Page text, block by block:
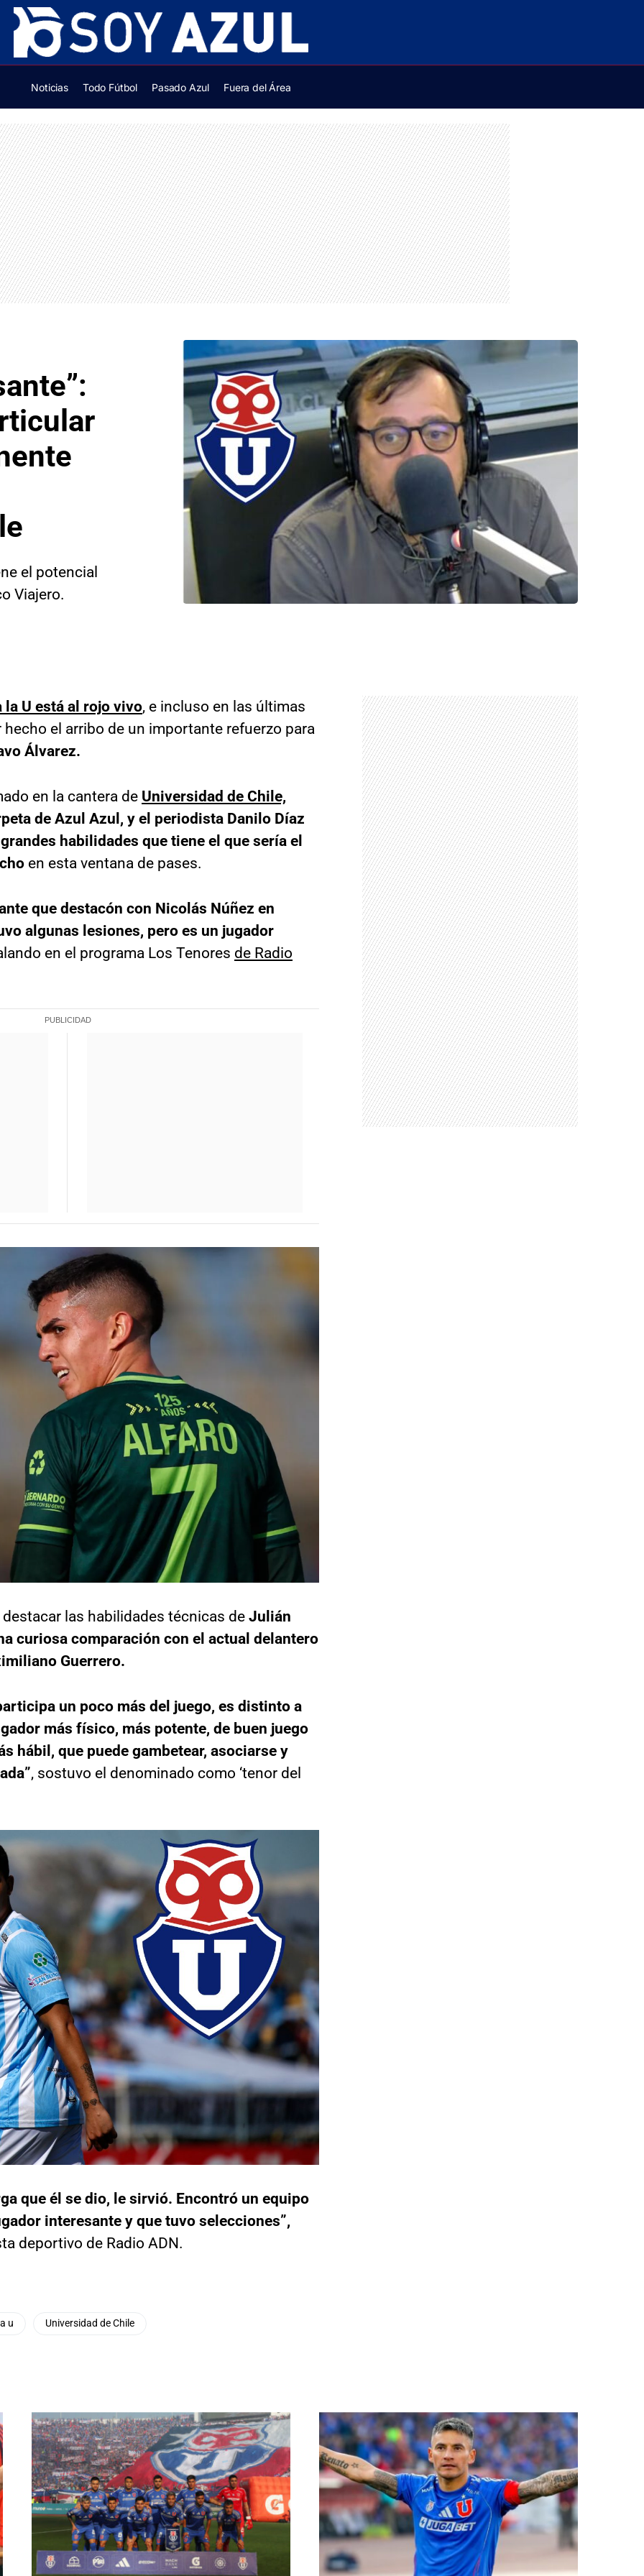
Noticias Todo Fútbol Pasado Azul Fuera del Área
el potencial
Viajero.
U está al rojo vivo, e incluso en las últimas
el arribo de un importante refuerzo para
Álvarez.
en la cantera de Universidad de Chile,
de Azul Azul, y el periodista Danilo Díaz
habilidades que tiene el que sería el
en esta ventana de pases.
que destacón con Nicolás Núñez en
algunas lesiones, pero es un jugador
en el programa Los Tenores de Radio
las habilidades técnicas de Julián
curiosa comparación con el actual delantero
Guerrero.
un poco más del juego, es distinto a
más físico, más potente, de buen juego
hábil, que puede gambetear, asociarse y
, sostuvo el denominado como ‘tenor del
que él se dio, le sirvió. Encontró un equipo
interesante y que tuvo selecciones”,
deportivo de Radio ADN.
u Universidad de Chile